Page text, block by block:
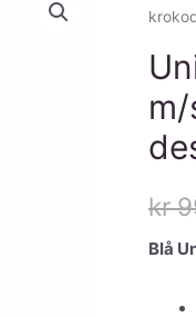
kr
Blå